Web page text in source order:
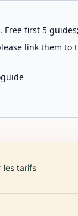
first 5
link them
les tarifs